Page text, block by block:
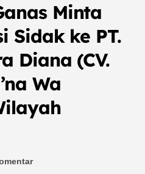
Minta
Sidak ke PT.
Diana (CV.
Wa